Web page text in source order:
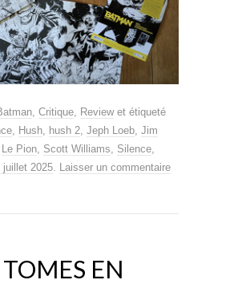
Critique Reviewet étiqueté
Hush hush 2 Jeph Loeb Jim
Le Pion Scott Williams Silence
juillet 2025 Laisser un commentaire
EN